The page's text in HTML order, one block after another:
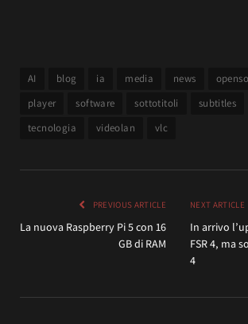
AI blog ia media news
player
software sottotitoli subtitles
tecnologia
videolan vlc
PREVIOUS ARTICLE
La nuova Raspberry Pi 5 con 16
GB di RAM
NEXT ARTICLE
In arrivo
FSR 4, ma
4